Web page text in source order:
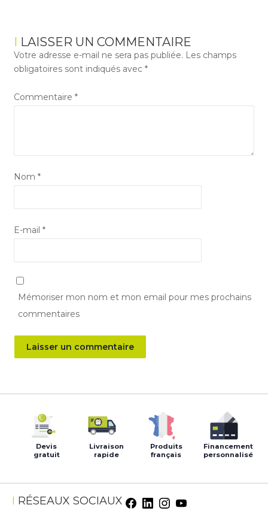
LAISSER UN COMMENTAIRE
Votre adresse e-mail ne sera pas publiée. Les champs
obligatoires sont indiqués avec *
Commentaire *
Nom *
E-mail *
Mémoriser mon nom et mon email pour mes prochains
commentaires
Devis
gratuit
Livraison
rapide
Produits
français
Financement
personnalisé
RÉSEAUX SOCIAUX